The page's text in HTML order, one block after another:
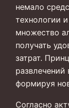
немало
технологии
множество
получать
затрат.
формируя
Согласно